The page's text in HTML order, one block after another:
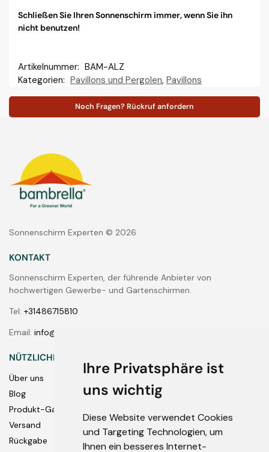
Ihre Privatsphäre ist
uns wichtig
Diese Website verwendet Cookies
und Targeting Technologien, um
Ihnen ein besseres Internet-
Schließen Sie Ihren Sonnenschirm immer, wenn Sie ihn
nicht benutzen!
Artikelnummer: BAM-ALZ
Kategorien: Pavillons und Pergolen, Pavillons
Noch Fragen? Rückruf anfordern
Sonnenschirm Experten © 2026
KONTAKT
Sonnenschirm Experten, der führende Anbieter von
hochwertigen Gewerbe- und Gartenschirmen.
Tel: +31486715810
Email: info@bambrella-shop.de
NÜTZLICHE LINKS
Über uns
Blog
Produkt-Garantie
Versand
Rückgabe